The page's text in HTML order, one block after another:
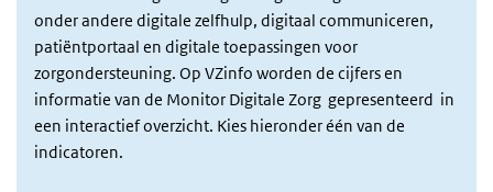
onder andere digitale zelfhulp, digitaal communiceren,
patiëntportaal en digitale toepassingen voor
zorgondersteuning. Op VZinfo worden de cijfers en
informatie van de Monitor Digitale Zorg gepresenteerd in
een interactief overzicht. Kies hieronder één van de
indicatoren.